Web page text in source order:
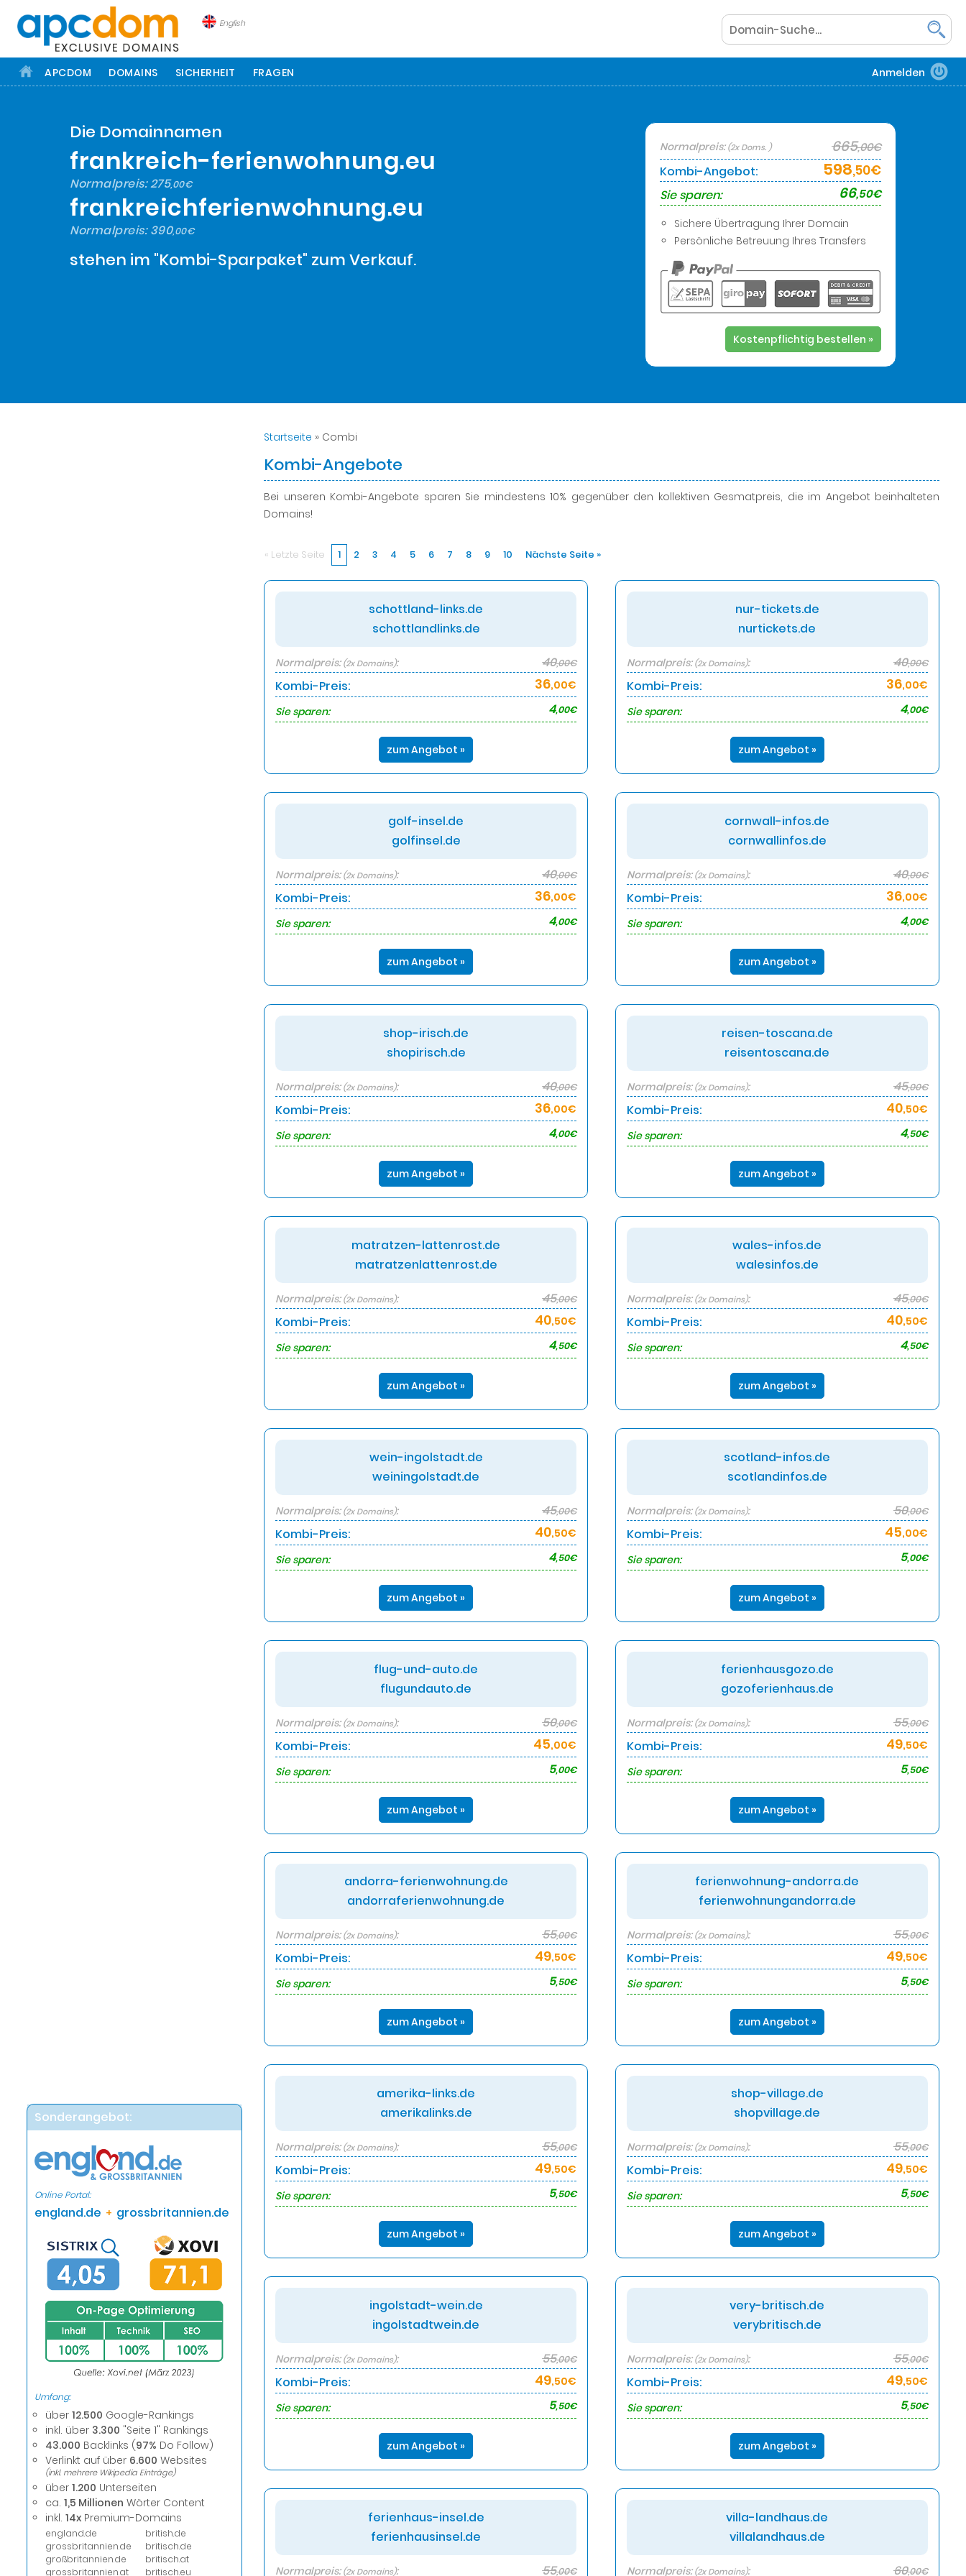
English
APCDOM DOMAINS SICHERHEIT FRAGEN Anmelden
Die Domainnamen
frankreich-ferienwohnung.eu
Normalpreis:275,00€
frankreichferienwohnung.eu
Normalpreis:390,00€
stehen im "Kombi-Sparpaket" zum Verkauf.
Normalpreis:(2x Doms. ) 665,00€
Kombi-Angebot: 598,50€
Sie sparen: 66,50€
Sichere Übertragung Ihrer Domain
Persönliche Betreuung Ihres Transfers
Kostenpflichtig bestellen »
Sonderangebot:
Online Portal:
england.de + grossbritannien.de
Umfang:
über 12.500 Google-Rankings
inkl. über 3.300 "Seite 1" Rankings
43.000 Backlinks (97% Do Follow)
Verlinkt auf über 6.600 Websites
(inkl. mehrere Wikipedia Einträge)
über 1.200 Unterseiten
ca. 1,5 Millionen Wörter Content
inkl. 14x Premium-Domains
england.de
grossbritannien.de
großbritannien.de
grossbritannien.at
british.de
britisch.de
britisch.at
britisch.eu
Startseite » Combi
Kombi-Angebote
Bei unseren Kombi-Angebote sparen Sie mindestens 10% gegenüber den kollektiven Gesmatpreis, die im Angebot beinhalteten
Domains!
« Letzte Seite 1 2 3 4 5 6 7 8 9 10 Nächste Seite »
schottland-links.de
schottlandlinks.de
Normalpreis:(2x Domains): 40,00€
Kombi-Preis: 36,00€
Sie sparen:
4,00€
zum Angebot »
nur-tickets.de
nurtickets.de
Normalpreis:(2x Domains): 40,00€
Kombi-Preis: 36,00€
Sie sparen:
4,00€
zum Angebot »
golf-insel.de
golfinsel.de
Normalpreis:(2x Domains): 40,00€
Kombi-Preis: 36,00€
Sie sparen:
4,00€
zum Angebot »
cornwall-infos.de
cornwallinfos.de
Normalpreis:(2x Domains): 40,00€
Kombi-Preis: 36,00€
Sie sparen:
4,00€
zum Angebot »
shop-irisch.de
shopirisch.de
Normalpreis:(2x Domains): 40,00€
Kombi-Preis: 36,00€
Sie sparen:
4,00€
zum Angebot »
reisen-toscana.de
reisentoscana.de
Normalpreis:(2x Domains): 45,00€
Kombi-Preis: 40,50€
Sie sparen:
4,50€
zum Angebot »
matratzen-lattenrost.de
matratzenlattenrost.de
Normalpreis:(2x Domains): 45,00€
Kombi-Preis: 40,50€
Sie sparen:
4,50€
zum Angebot »
wales-infos.de
walesinfos.de
Normalpreis:(2x Domains): 45,00€
Kombi-Preis: 40,50€
Sie sparen:
4,50€
zum Angebot »
wein-ingolstadt.de
weiningolstadt.de
Normalpreis:(2x Domains): 45,00€
Kombi-Preis: 40,50€
Sie sparen:
4,50€
zum Angebot »
scotland-infos.de
scotlandinfos.de
Normalpreis:(2x Domains): 50,00€
Kombi-Preis: 45,00€
Sie sparen:
5,00€
zum Angebot »
flug-und-auto.de
flugundauto.de
Normalpreis:(2x Domains): 50,00€
Kombi-Preis: 45,00€
Sie sparen:
5,00€
zum Angebot »
ferienhausgozo.de
gozoferienhaus.de
Normalpreis:(2x Domains): 55,00€
Kombi-Preis: 49,50€
Sie sparen:
5,50€
zum Angebot »
andorra-ferienwohnung.de
andorraferienwohnung.de
Normalpreis:(2x Domains): 55,00€
Kombi-Preis: 49,50€
Sie sparen:
5,50€
zum Angebot »
ferienwohnung-andorra.de
ferienwohnungandorra.de
Normalpreis:(2x Domains): 55,00€
Kombi-Preis: 49,50€
Sie sparen:
5,50€
zum Angebot »
amerika-links.de
amerikalinks.de
Normalpreis:(2x Domains): 55,00€
Kombi-Preis: 49,50€
Sie sparen:
5,50€
zum Angebot »
shop-village.de
shopvillage.de
Normalpreis:(2x Domains): 55,00€
Kombi-Preis: 49,50€
Sie sparen:
5,50€
zum Angebot »
ingolstadt-wein.de
ingolstadtwein.de
Normalpreis:(2x Domains): 55,00€
Kombi-Preis: 49,50€
Sie sparen:
5,50€
zum Angebot »
very-britisch.de
verybritisch.de
Normalpreis:(2x Domains): 55,00€
Kombi-Preis: 49,50€
Sie sparen:
5,50€
zum Angebot »
ferienhaus-insel.de
ferienhausinsel.de
Normalpreis:(2x Domains): 55,00€
villa-landhaus.de
villalandhaus.de
Normalpreis:(2x Domains): 60,00€